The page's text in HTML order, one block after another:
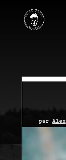
parAlex